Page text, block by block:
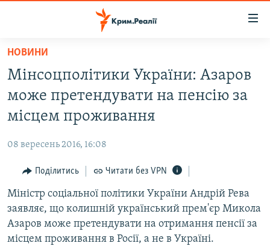
Перейти
основного
матеріалу
Перейти
до
основної
навігації
Перейти
пошуку
ВОДА.КРИМ
ВІДЕО ТА ФОТО
БЛОГИ
ПОГЛЯД
ІНТЕРВ'Ю
ВСЕ ЗА ДЕНЬ
СПЕЦПРОЕКТИ
НОВИНИ
Мінсоцполітики України: Азаров
може претендувати на пенсію за
місцем проживання
08 вересень 2016, 16:08
Поділитись Читати без VPN
Міністр соціальної політики України Андрій Рева
заявляє, що колишній український прем'єр Микола
Азаров може претендувати на отримання пенсії за
місцем проживання в Росії, а не в Україні.